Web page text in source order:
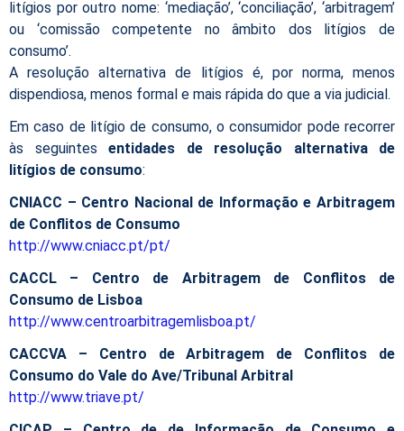
litígios por outro nome: ‘mediação’, ‘conciliação’, ‘arbitragem’
ou ‘comissão competente no âmbito dos litígios de
consumo’.
A resolução alternativa de litígios é, por norma, menos
dispendiosa, menos formal e mais rápida do que a via judicial.
Em caso de litígio de consumo, o consumidor pode recorrer
às seguintes entidades de resolução alternativa de
litígios de consumo:
CNIACC – Centro Nacional de Informação e Arbitragem
de Conflitos de Consumo
http://www.cniacc.pt/pt/
CACCL – Centro de Arbitragem de Conflitos de
Consumo de Lisboa
http://www.centroarbitragemlisboa.pt/
CACCVA – Centro de Arbitragem de Conflitos de
Consumo do Vale do Ave/Tribunal Arbitral
http://www.triave.pt/